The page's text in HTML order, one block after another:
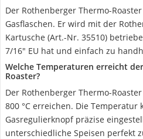
Der Rothenberger Thermo-
Gasflaschen. Er wird mit der
Kartusche (Art.-Nr. 35510)
7/16" EU hat und einfach zu
Welche Temperaturen erreicht
Roaster?
Der Rothenberger Thermo-
800 °C erreichen. Die Temperatur
Gasregulierknopf präzise
unterschiedliche Speisen perfekt